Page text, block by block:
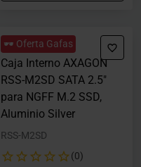
🕶️ Oferta Gafas
Caja Interno AXAGON
RSS-M2SD SATA 2.5"
para NGFF M.2 SSD,
Aluminio Silver
RSS-M2SD
(0)